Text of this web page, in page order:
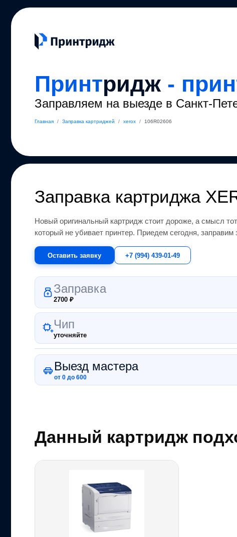
Принтридж -
Заправляем на выезде в Санкт-
Главная / Заправка картриджей / xerox / 106R02606
Заправка картриджа
Новый оригинальный картридж стоит дороже, а смысл
который не убивает принтер. Приедем сегодня,
Оставить заявку +7 (994) 439-01-49
Заправка
2700₽
Чип
уточняйте
Выезд мастера
от 0 до 600
Данный картридж